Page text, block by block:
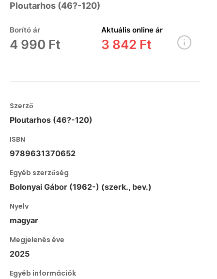
Ploutarhos (46?-120)
Borító ár
4 990 Ft
Aktuális online ár
3 842 Ft
Szerző
Ploutarhos (46?-120)
ISBN
9789631370652
Egyéb szerzőség
Bolonyai Gábor (1962-) (szerk., bev.)
Nyelv
magyar
Megjelenés éve
2025
Egyéb információk